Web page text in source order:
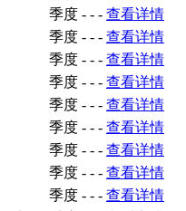
季度 - - - 查看详情
季度 - - - 查看详情
季度 - - - 查看详情
季度 - - - 查看详情
季度 - - - 查看详情
季度 - - - 查看详情
季度 - - - 查看详情
季度 - - - 查看详情
季度 - - - 查看详情